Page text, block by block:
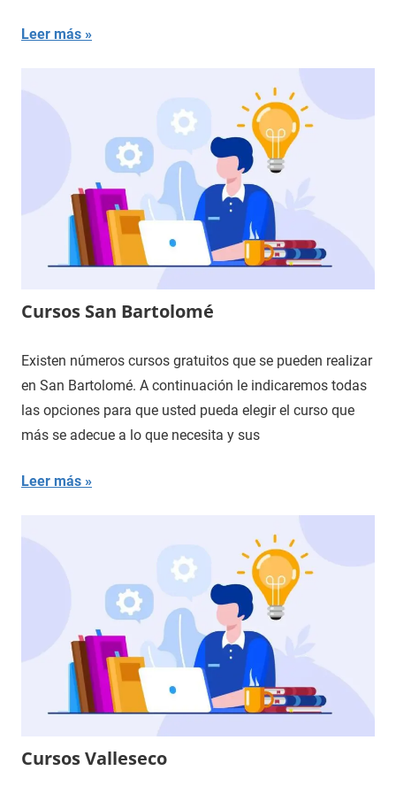
Leer más
Cursos San Bartolomé
Existen números cursos gratuitos que se pueden realizar
en San Bartolomé. A continuación le indicaremos todas
las opciones para que usted pueda elegir el curso que
más se adecue a lo que necesita y sus
Leer más
Cursos Valleseco